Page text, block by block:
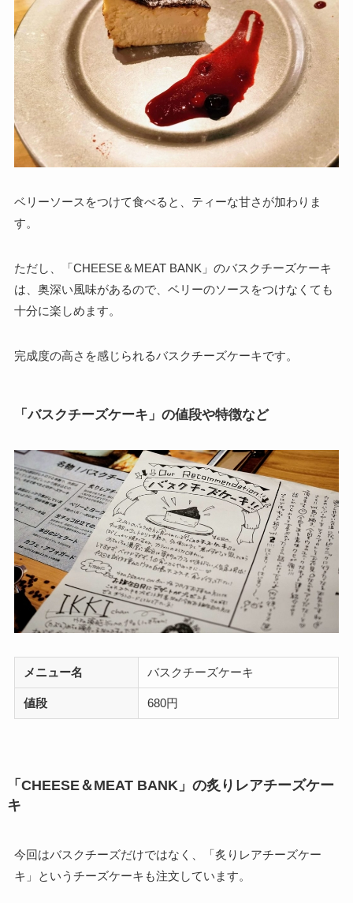
ベリーソースをつけて食べると、ティーな甘さが加わりま
す。
ただし、「CHEESE＆MEAT BANK」のバスクチーズケーキ
は、奥深い風味があるので、ベリーのソースをつけなくても
十分に楽しめます。
完成度の高さを感じられるバスクチーズケーキです。
「バスクチーズケーキ」の値段や特徴など
メニュー名 バスクチーズケーキ
値段 680円
「CHEESE＆MEAT BANK」の炙りレアチーズケー
キ
今回はバスクチーズだけではなく、「炙りレアチーズケー
キ」というチーズケーキも注文しています。